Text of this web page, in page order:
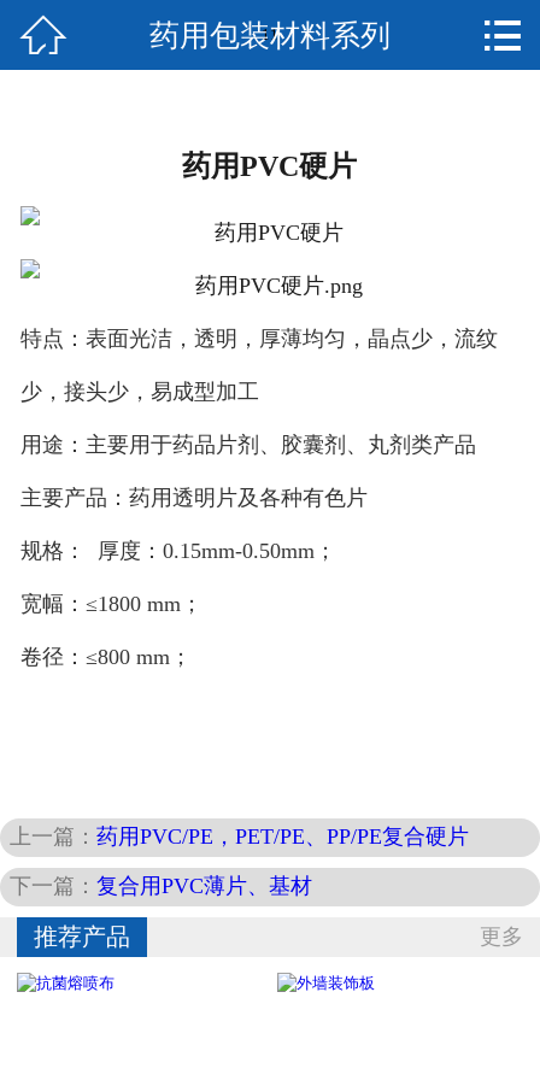
网站首页
新闻资讯
人才招聘
联系我们
 药用包装材料系列 
11
药用PVC硬片
特点：表面光洁，透明，厚薄均匀，晶点少，流纹
少，接头少，易成型加工
用途：主要用于药品片剂、胶囊剂、丸剂类产品
主要产品：药用透明片及各种有色片
规格： 厚度：0.15mm-0.50mm；
宽幅：≤1800 mm；
卷径：≤800 mm；
上一篇：药用PVC/PE，PET/PE、PP/PE复合硬片
下一篇：复合用PVC薄片、基材
更多
推荐产品